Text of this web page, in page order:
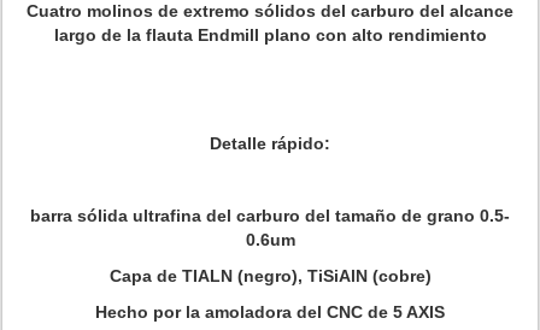
Cuatro molinos de extremo sólidos del carburo del alcance
largo de la flauta Endmill plano con alto rendimiento
Detalle rápido:
barra sólida ultrafina del carburo del tamaño de grano 0.5-
0.6um
Capa de TIALN (negro), TiSiAlN (cobre)
Hecho por la amoladora del CNC de 5 AXIS